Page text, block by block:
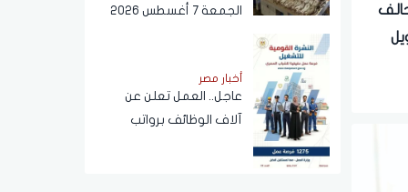
الجمعة 7 أغسطس 2026
أخبار مصر
عاجل.. العمل تعلن عن
آلاف الوظائف برواتب